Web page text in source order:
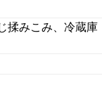
揉みこみ、冷蔵庫